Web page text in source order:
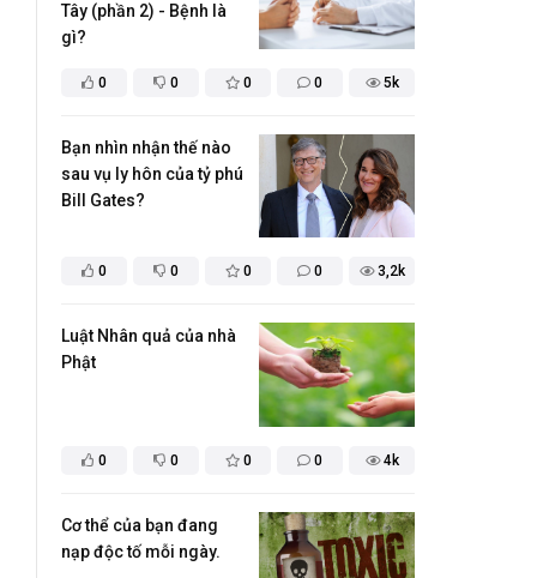
0 0 0 0 5k
Tây (phần 2) - Bệnh là
gì?
0 0 0 0 3,2k
Bạn nhìn nhận thế nào
sau vụ ly hôn của tỷ phú
Bill Gates?
0 0 0 0 4k
Luật Nhân quả của nhà
Phật
Cơ thể của bạn đang
nạp độc tố mỗi ngày.